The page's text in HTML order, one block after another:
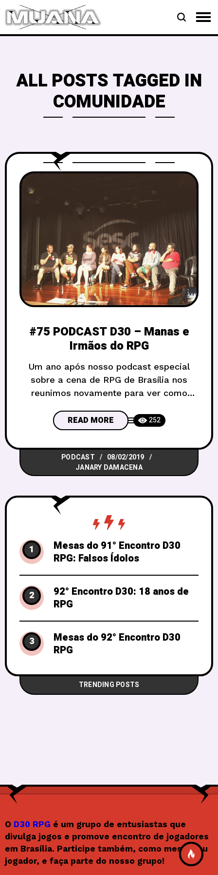
ALL POSTS TAGGED IN
COMUNIDADE
#75 PODCAST D30 – Manas e
Irmãos do RPG
Um ano após nosso podcast especial
sobre a cena de RPG de Brasília nos
reunimos novamente para ver como
acompanharam os irmãos da Green
Peanuts Tavern e as Manas do RPG.
Brunno Fagundes, Caio Capella, Volnei
Freitas, Mariana Brito, Nachi e Stephanie
Braz se juntaram a Marcello Larcher e
READ MORE 252
PODCAST
08/02/2019
JANARY DAMACENA
1
Mesas do 91° Encontro D30
RPG: Falsos Ídolos
2
92° Encontro D30: 18 anos de
RPG
3
Mesas do 92° Encontro D30
RPG
TRENDING POSTS
O D30 RPG é um grupo de entusiastas que
divulga jogos e promove encontro de jogadores
em Brasília. Participe também, como mestre ou
jogador, e faça parte do nosso grupo!